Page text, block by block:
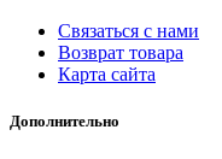
Связаться с нами
Возврат товара
Карта сайта
Дополнительно